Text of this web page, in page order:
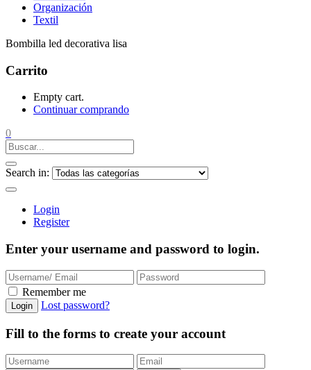
Organización
Textil
Bombilla led decorativa lisa
Carrito
Empty cart.
Continuar comprando
0
Search in:
Login
Register
Enter your username and password to login.
Remember me
Login Lost password?
Fill to the forms to create your account